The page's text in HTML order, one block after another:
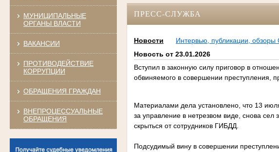
МУНИЦИПАЛЬНЫЕ
ОРГАНЫ ВЛАСТИ
ВАКАНСИИ
ПРОТИВОДЕЙСТВИЕ
КОРРУПЦИИ
ОБРАЩЕНИЯ ГРАЖДАН
ВНЕПРОЦЕССУАЛЬНЫЕ
ОБРАЩЕНИЯ
ПРЕСС-СЛУЖБА
Новости Интервью, публикации,
Новость от 23.01.2026
Вступил в законную силу приговор в
обвиняемого в совершении преступления,
Материалами дела установлено, что 13
за управление в нетрезвом виде, снова сел
скрыться от сотрудников ГИБДД.
Подсудимый вину в совершении